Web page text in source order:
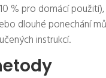
% pro domácí
dlouhé ponechání
instrukcí.